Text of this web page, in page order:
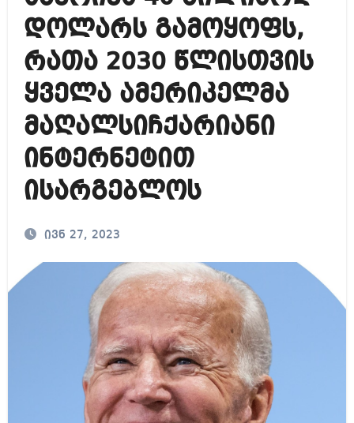
დოლარს გამოყოფს,
რათა 2030 წლისთვის
ყველა ამერიკელმა
მაღალსიჩქარიანი
ინტერნეტით
ისარგებლოს
ივნ 27, 2023